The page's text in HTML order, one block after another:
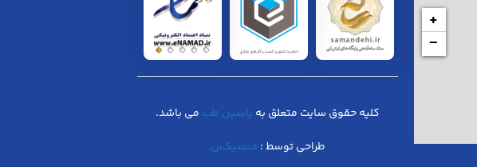
+
−
کلیه حقوق سایت متعلق به یاسین طب می باشد.
طراحی توسط : منسیکس